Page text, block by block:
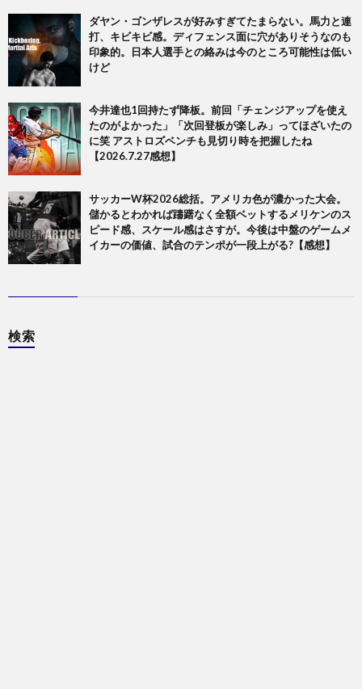
ダヤン・ゴンザレスが好みすぎてたまらない。馬力と連
打、キビキビ感。ディフェンス面に穴がありそうなのも
印象的。日本人選手との絡みは今のところ可能性は低い
けど
今井達也1回持たず降板。前回「チェンジアップを使え
たのがよかった」「次回登板が楽しみ」ってほざいたの
に笑 アストロズベンチも見切り時を把握したね
【2026.7.27感想】
サッカーW杯2026総括。アメリカ色が濃かった大会。
儲かるとわかれば躊躇なく全額ベットするメリケンのス
ピード感、スケール感はさすが。今後は中盤のゲームメ
イカーの価値、試合のテンポが一段上がる?【感想】
検索